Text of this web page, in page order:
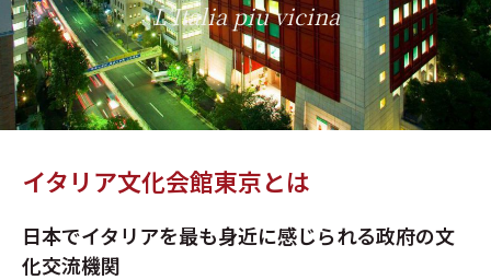
L’Italia più vicina
イタリア文化会館東京とは
日本でイタリアを最も身近に感じられる政府の文
化交流機関